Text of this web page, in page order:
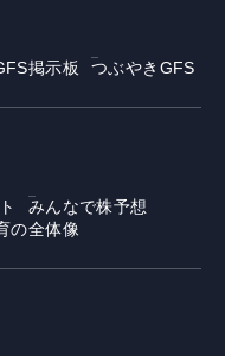
掲示板 つぶやきGFS
みんなで株予想
の全体像